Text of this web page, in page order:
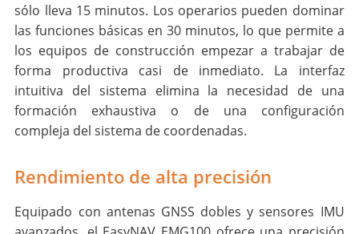
sólo lleva 15 minutos. Los operarios pueden dominar
las funciones básicas en 30 minutos, lo que permite a
los equipos de construcción empezar a trabajar de
forma productiva casi de inmediato. La interfaz
intuitiva del sistema elimina la necesidad de una
formación exhaustiva o de una configuración
compleja del sistema de coordenadas.
Rendimiento de alta precisión
Equipado con antenas GNSS dobles y sensores IMU